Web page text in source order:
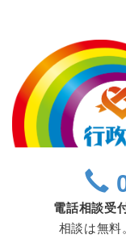
電話相談受
相談は無料